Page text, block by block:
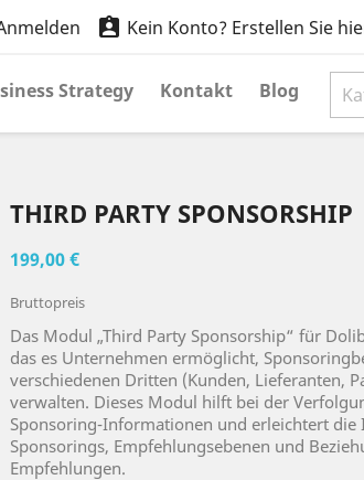
 Kein Konto? Erstellen Sie
Strategy Kontakt Blog
THIRD PARTY SPONSORSHIP
199,00 €
Bruttopreis
Das Modul „Third Party Sponsorship“ für
das es Unternehmen ermöglicht,
verschiedenen Dritten (Kunden, Lieferanten,
verwalten. Dieses Modul hilft bei der
Sponsoring-Informationen und erleichtert
Sponsorings, Empfehlungsebenen und
Empfehlungen.